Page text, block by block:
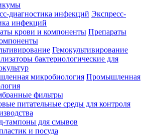
Экспресс-
инфекций
Препараты
Гемокультивирование
бактериологические для
Промышленная
фильтры
питательные среды для контроля
тампоны для смывов
и посуда